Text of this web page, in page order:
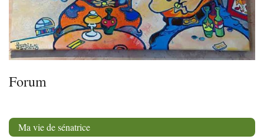
Forum
Ma vie de sénatrice